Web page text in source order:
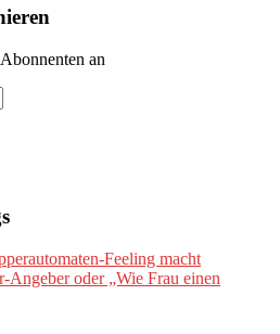
an
Feeling macht
Angeber oder „Wie Frau einen